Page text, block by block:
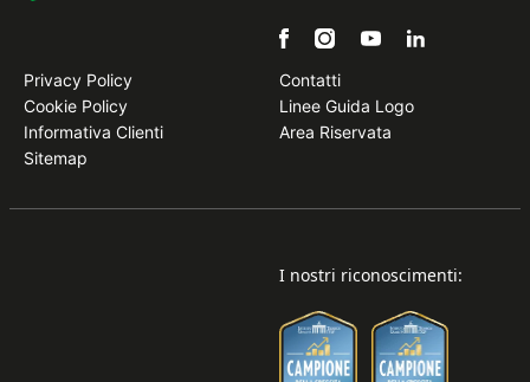
Privacy Policy
Cookie Policy
Informativa Clienti
Sitemap
Contatti
Linee Guida Logo
Area Riservata
I nostri riconoscimenti: